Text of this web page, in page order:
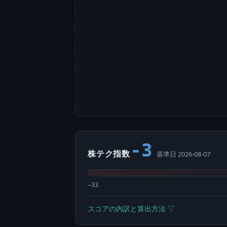
株テク指数 -3 基準日 2026-08-07
−33
スコアの内訳と算出方法 ▽